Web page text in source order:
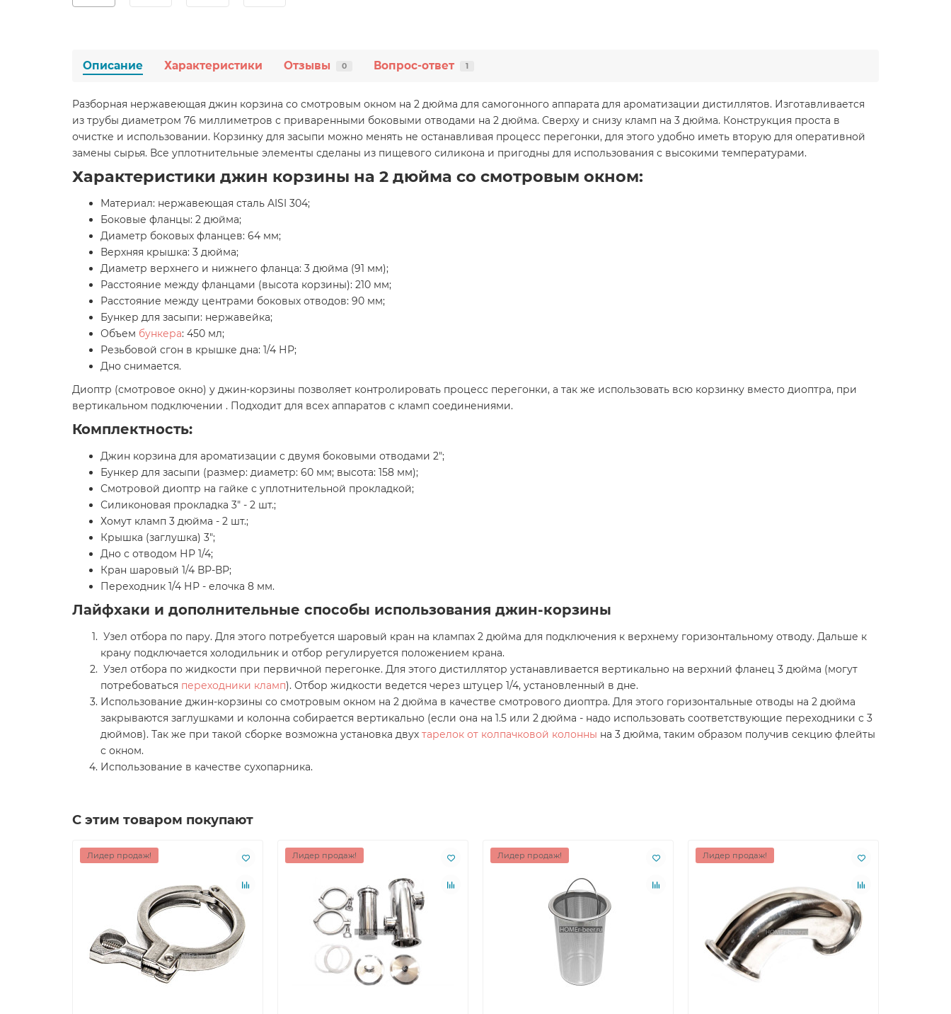
Описание Характеристики Отзывы 0 Вопрос-ответ 1
Разборная нержавеющая джин корзина со смотровым окном на 2 дюйма для самогонного аппарата для ароматизации дистиллятов. Изготавливается
из трубы диаметром 76 миллиметров с приваренными боковыми отводами на 2 дюйма. Сверху и снизу кламп на 3 дюйма. Конструкция проста в
очистке и использовании. Корзинку для засыпи можно менять не останавливая процесс перегонки, для этого удобно иметь вторую для оперативной
замены сырья. Все уплотнительные элементы сделаны из пищевого силикона и пригодны для использования с высокими температурами.
Характеристики джин корзины на 2 дюйма со смотровым окном:
Материал: нержавеющая сталь AISI 304;
Боковые фланцы: 2 дюйма;
Диаметр боковых фланцев: 64 мм;
Верхняя крышка: 3 дюйма;
Диаметр верхнего и нижнего фланца: 3 дюйма (91 мм);
Расстояние между фланцами (высота корзины): 210 мм;
Расстояние между центрами боковых отводов: 90 мм;
Бункер для засыпи: нержавейка;
Объем бункера: 450 мл;
Резьбовой сгон в крышке дна: 1/4 НР;
Дно снимается.
Диоптр (смотровое окно) у джин-корзины позволяет контролировать процесс перегонки, а так же использовать всю корзинку вместо диоптра, при
вертикальном подключении . Подходит для всех аппаратов с кламп соединениями.
Комплектность:
Джин корзина для ароматизации с двумя боковыми отводами 2";
Бункер для засыпи (размер: диаметр: 60 мм; высота: 158 мм);
Смотровой диоптр на гайке с уплотнительной прокладкой;
Силиконовая прокладка 3" - 2 шт.;
Хомут кламп 3 дюйма - 2 шт.;
Крышка (заглушка) 3";
Дно с отводом НР 1/4;
Кран шаровый 1/4 ВР-ВР;
Переходник 1/4 НР - елочка 8 мм.
Лайфхаки и дополнительные способы использования джин-корзины
Узел отбора по пару. Для этого потребуется шаровый кран на клампах 2 дюйма для подключения к верхнему горизонтальному отводу. Дальше к
крану подключается холодильник и отбор регулируется положением крана.
Узел отбора по жидкости при первичной перегонке. Для этого дистиллятор устанавливается вертикально на верхний фланец 3 дюйма (могут
потребоваться переходники кламп). Отбор жидкости ведется через штуцер 1/4, установленный в дне.
Использование джин-корзины со смотровым окном на 2 дюйма в качестве смотрового диоптра. Для этого горизонтальные отводы на 2 дюйма
закрываются заглушками и колонна собирается вертикально (если она на 1.5 или 2 дюйма - надо использовать соответствующие переходники с 3
дюймов). Так же при такой сборке возможна установка двух тарелок от колпачковой колонны на 3 дюйма, таким образом получив секцию флейты
с окном.
Использование в качестве сухопарника.
С этим товаром покупают
Лидер продаж! Лидер продаж! Лидер продаж! Лидер продаж!